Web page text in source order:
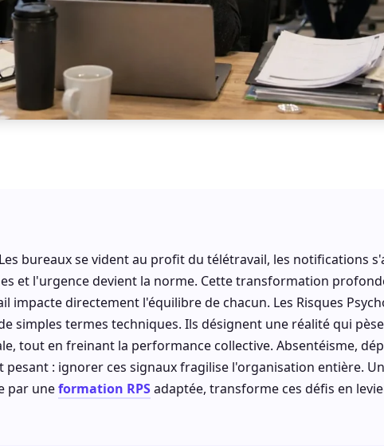
bureaux se vident au profit du télétravail, les notifications
et l'urgence devient la norme. Cette transformation
impacte directement l'équilibre de chacun. Les Risques
simples termes techniques. Ils désignent une réalité qui
tout en freinant la performance collective. Absentéisme,
pesant : ignorer ces signaux fragilise l'organisation entière.
par uneformation RPSadaptée, transforme ces défis en